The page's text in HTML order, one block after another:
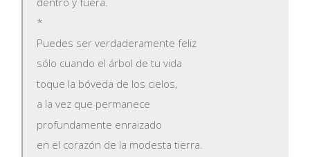
*
Puedes ser verdaderamente feliz
sólo cuando el árbol de tu vida
toque la bóveda de los cielos,
a la vez que permanece
profundamente enraizado
en el corazón de la modesta tierra.